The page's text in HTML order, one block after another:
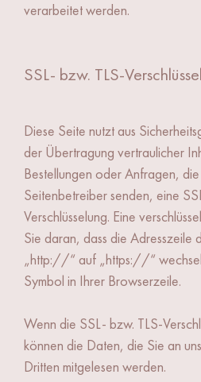
verarbeitet werden.
SSL- bzw. TLS-
Diese Seite nutzt aus
der Übertragung vertraulicher
Bestellungen oder Anfragen, die
Seitenbetreiber senden, eine
Verschlüsselung. Eine
Sie daran, dass die Adresszeile
„http://“ auf „https://“
Symbol in Ihrer Browserzeile.
Wenn die SSL- bzw. TLS-
können die Daten, die Sie an
Dritten mitgelesen werden.